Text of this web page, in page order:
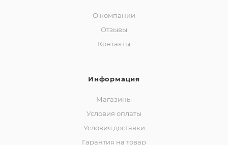
О компании
Отзывы
Контакты
Информация
Магазины
Условия оплаты
Условия доставки
Гарантия на товар